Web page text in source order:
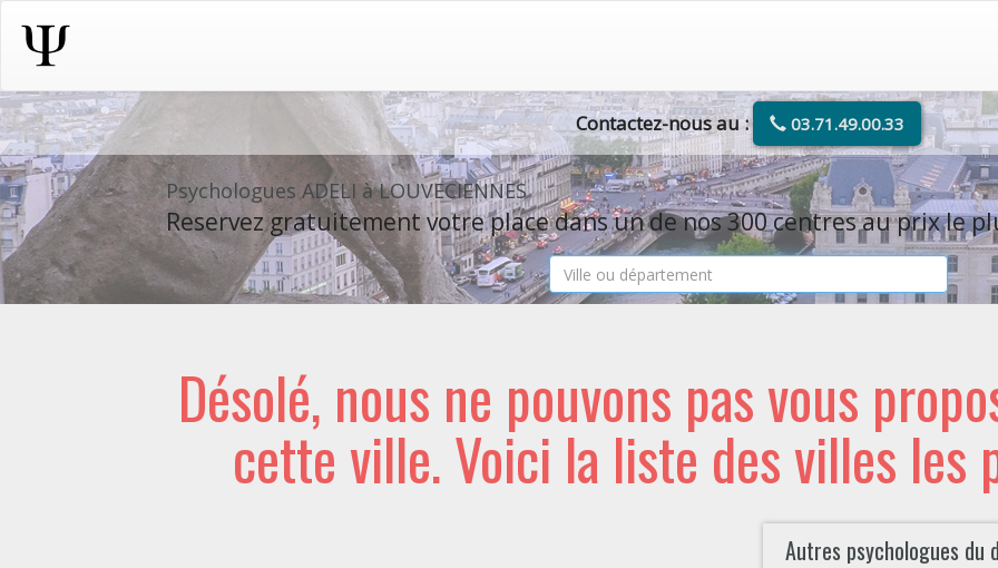
Contactez-nous au : 03.71.49.00.33
Psychologues ADELI à LOUVECIENNES
Reservez gratuitement votre place dans un de nos 300 centres au prix le
Désolé, nous ne pouvons pas vous
cette ville. Voici la liste des villes les
Autres psychologues du